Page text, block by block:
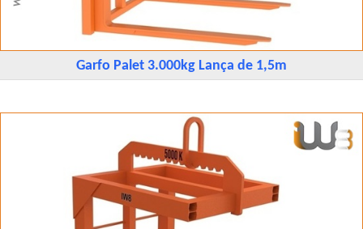
Garfo Palet 3.000kg Lança de 1,5m